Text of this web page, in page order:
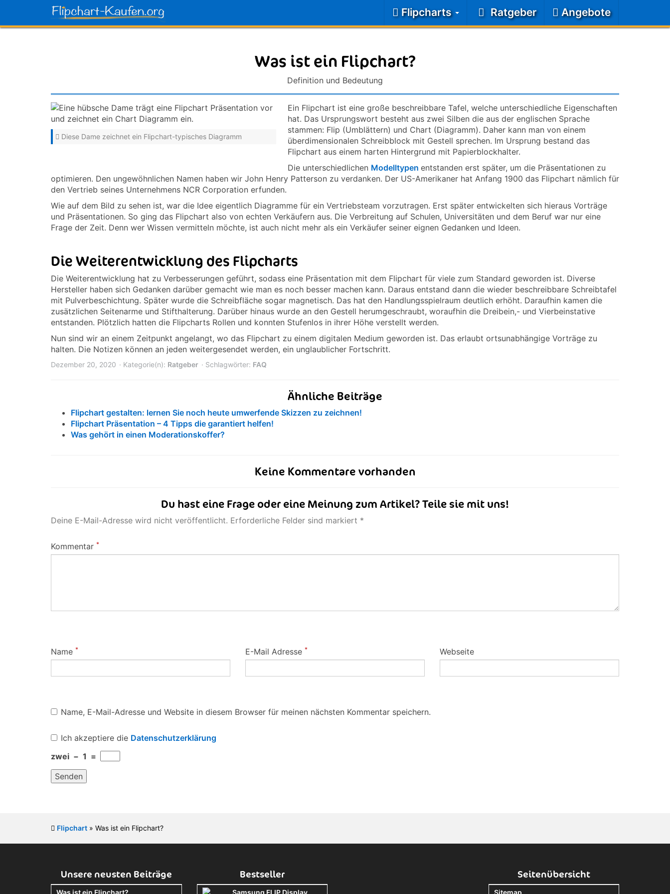
main
Flipcharts Ratgeber Angebote
Was ist ein Flipchart?
Definition und Bedeutung
Diese Dame zeichnet ein Flipchart-typisches Diagramm
Ein Flipchart ist eine große beschreibbare Tafel, welche unterschiedliche Eigenschaften
hat. Das Ursprungswort besteht aus zwei Silben die aus der englischen Sprache
stammen: Flip (Umblättern) und Chart (Diagramm). Daher kann man von einem
überdimensionalen Schreibblock mit Gestell sprechen. Im Ursprung bestand das
Flipchart aus einem harten Hintergrund mit Papierblockhalter.
Die unterschiedlichen Modelltypen entstanden erst später, um die Präsentationen zu
optimieren. Den ungewöhnlichen Namen haben wir John Henry Patterson zu verdanken. Der US-Amerikaner hat Anfang 1900 das Flipchart nämlich für
den Vertrieb seines Unternehmens NCR Corporation erfunden.
Wie auf dem Bild zu sehen ist, war die Idee eigentlich Diagramme für ein Vertriebsteam vorzutragen. Erst später entwickelten sich hieraus Vorträge
und Präsentationen. So ging das Flipchart also von echten Verkäufern aus. Die Verbreitung auf Schulen, Universitäten und dem Beruf war nur eine
Frage der Zeit. Denn wer Wissen vermitteln möchte, ist auch nicht mehr als ein Verkäufer seiner eignen Gedanken und Ideen.
Die Weiterentwicklung des Flipcharts
Die Weiterentwicklung hat zu Verbesserungen geführt, sodass eine Präsentation mit dem Flipchart für viele zum Standard geworden ist. Diverse
Hersteller haben sich Gedanken darüber gemacht wie man es noch besser machen kann. Daraus entstand dann die wieder beschreibbare Schreibtafel
mit Pulverbeschichtung. Später wurde die Schreibfläche sogar magnetisch. Das hat den Handlungsspielraum deutlich erhöht. Daraufhin kamen die
zusätzlichen Seitenarme und Stifthalterung. Darüber hinaus wurde an den Gestell herumgeschraubt, woraufhin die Dreibein,- und Vierbeinstative
entstanden. Plötzlich hatten die Flipcharts Rollen und konnten Stufenlos in ihrer Höhe verstellt werden.
Nun sind wir an einem Zeitpunkt angelangt, wo das Flipchart zu einem digitalen Medium geworden ist. Das erlaubt ortsunabhängige Vorträge zu
halten. Die Notizen können an jeden weitergesendet werden, ein unglaublicher Fortschritt.
Dezember 20, 2020 Kategorie(n): Ratgeber Schlagwörter: FAQ
Ähnliche Beiträge
Flipchart gestalten: lernen Sie noch heute umwerfende Skizzen zu zeichnen!
Flipchart Präsentation – 4 Tipps die garantiert helfen!
Was gehört in einen Moderationskoffer?
Keine Kommentare vorhanden
Du hast eine Frage oder eine Meinung zum Artikel? Teile sie mit uns!
Deine E-Mail-Adresse wird nicht veröffentlicht. Erforderliche Felder sind markiert *
Kommentar *
Name * E-Mail Adresse * Webseite
Name, E-Mail-Adresse und Website in diesem Browser für meinen nächsten Kommentar speichern.
Ich akzeptiere die Datenschutzerklärung
zwei − 1 =
Flipchart » Was ist ein Flipchart?
Unsere neusten Beiträge
Was ist ein Flipchart?
Bestseller
Samsung FLIP Display
Seitenübersicht
Sitemap